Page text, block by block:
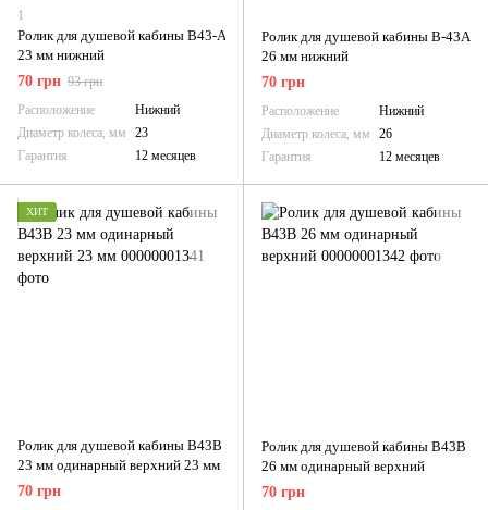
1
Ролик для душевой кабины B43-A
23 мм нижний
70 грн 93 грн
Расположение
Нижний
Диаметр колеса, мм
23
Гарантия
12 месяцев
Ролик для душевой кабины B-43A
26 мм нижний
70 грн
Расположение
Нижний
Диаметр колеса, мм
26
Гарантия
12 месяцев
ХИТ
Ролик для душевой кабины B43B
23 мм одинарный верхний 23 мм
70 грн
Ролик для душевой кабины B43B
26 мм одинарный верхний
70 грн